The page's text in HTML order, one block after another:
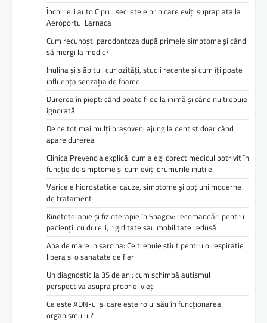
Închirieri auto Cipru: secretele prin care eviți supraplata la
Aeroportul Larnaca
Cum recunoști parodontoza după primele simptome și când
să mergi la medic?
Inulina și slăbitul: curiozități, studii recente și cum îți poate
influența senzația de foame
Durerea în piept: când poate fi de la inimă și când nu trebuie
ignorată
De ce tot mai mulți brașoveni ajung la dentist doar când
apare durerea
Clinica Prevencia explică: cum alegi corect medicul potrivit în
funcție de simptome și cum eviți drumurile inutile
Varicele hidrostatice: cauze, simptome și opțiuni moderne
de tratament
Kinetoterapie și fizioterapie în Snagov: recomandări pentru
pacienții cu dureri, rigiditate sau mobilitate redusă
Apa de mare in sarcina: Ce trebuie stiut pentru o respiratie
libera si o sanatate de fier
Un diagnostic la 35 de ani: cum schimbă autismul
perspectiva asupra propriei vieți
Ce este ADN-ul și care este rolul său în funcționarea
organismului?